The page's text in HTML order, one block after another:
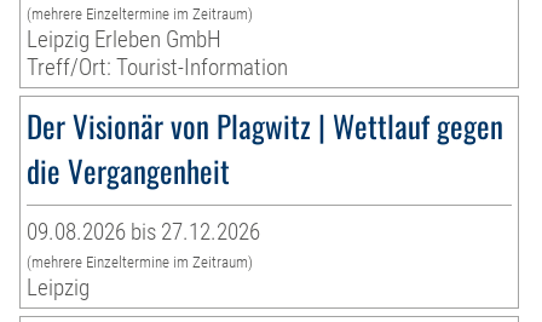
(mehrere Einzeltermine im Zeitraum)
Leipzig Erleben GmbH
Treff/Ort: Tourist-Information
Der Visionär von Plagwitz | Wettlauf gegen
die Vergangenheit
09.08.2026 bis 27.12.2026
(mehrere Einzeltermine im Zeitraum)
Leipzig